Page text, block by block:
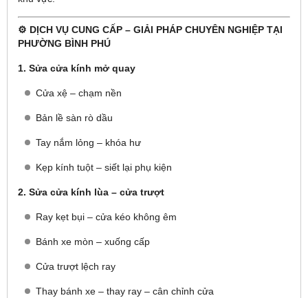
⚙️ DỊCH VỤ CUNG CẤP – GIẢI PHÁP CHUYÊN NGHIỆP TẠI
PHƯỜNG BÌNH PHÚ
1. Sửa cửa kính mở quay
Cửa xệ – chạm nền
Bản lề sàn rò dầu
Tay nắm lỏng – khóa hư
Kẹp kính tuột – siết lại phụ kiện
2. Sửa cửa kính lùa – cửa trượt
Ray kẹt bụi – cửa kéo không êm
Bánh xe mòn – xuống cấp
Cửa trượt lệch ray
Thay bánh xe – thay ray – cân chỉnh cửa